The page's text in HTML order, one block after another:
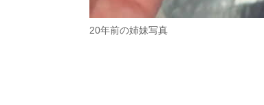
20年前の姉妹写真